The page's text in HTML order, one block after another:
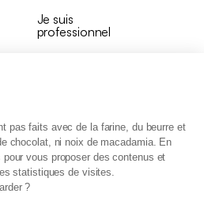
pas faits avec de la farine, du beurre et
chocolat, ni noix de macadamia. En
vous proposer des contenus et
statistiques de visites.
?
Je suis
professionnel
de vente
du programme de fidélité
personnelles
de vente Pro
d’accessibilité